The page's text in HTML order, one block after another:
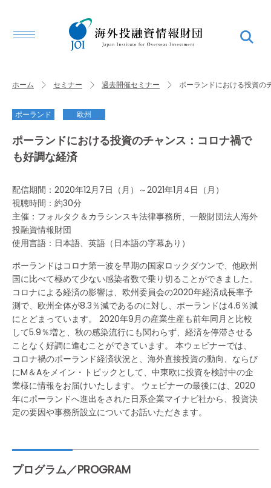
ホーム セミナー 過去開催セミナー ポーランドにおける投資の
ポーランド 欧州
ポーランドにおける投資のチャンス：コロナ禍で
も好調な経済
配信期間：2020年12月7日（月）～2021年1月4日（月）
視聴時間：約30分
主催：フォルタク＆カラシンスキ法律事務所、一般財団法人海外
投融資情報財団
使用言語：日本語、英語（日本語の字幕あり）
ポーランドはコロナ第一波を早期の国家ロックダウンで、他欧州
国に比べて極めて少ない感染者数で乗り切ることができました。
コロナによる経済の影響は、欧州委員会の2020年経済成長率予
測で、欧州全体が8.3％減であるのに対し、ポーランドは4.6％減
にとどまっています。 2020年9月の産業生産も前年同月と比較
して5.9％増と、秋の感染流行にも関わらず、経済を停滞させる
ことなく好調に進むことができています。 本ウェビナーでは、
コロナ禍のポーランド経済状況と、海外直接投資の動向、ならび
にM＆Aをメイン・トピックとして、中東欧に投資を検討中の企
業様に情報をお届けいたします。 ウェビナーの最後には、2020
年にポーランドへ進出をされた日系企業マイナビ社から、投資決
定の要因や事務所設立についてお話いただきます。
プログラム／PROGRAM